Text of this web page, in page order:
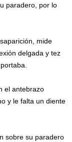
paradero, por lo
mide
delgada y tez
el antebrazo
y le falta un diente
sobre su paradero